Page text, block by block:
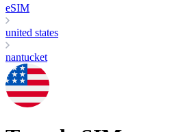
eSIM
united states
nantucket